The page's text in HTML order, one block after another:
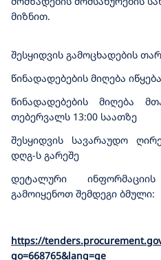
მიზნით.
შესყიდვის გამოცხადების
წინადადებების მიღება
წინადადებების მიღება
თებერვალს 13:00 საათზე
შესყიდვის სავარაუდო
დღგ-ს გარეშე
დეტალური
გამოიყენოთ შემდეგი ბმული:
https://
go=668765&lang=ge